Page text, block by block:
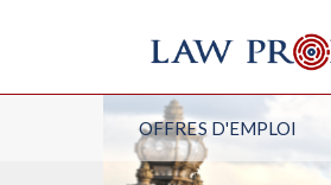
OFFRES D'EMPLOI